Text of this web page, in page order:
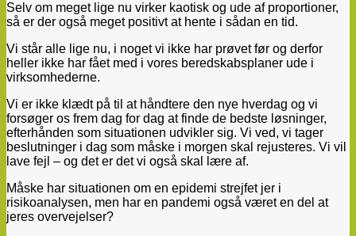
Selv om meget lige nu virker kaotisk og ude af proportioner,
så er der også meget positivt at hente i sådan en tid.
Vi står alle lige nu, i noget vi ikke har prøvet før og derfor
heller ikke har fået med i vores beredskabsplaner ude i
virksomhederne.
Vi er ikke klædt på til at håndtere den nye hverdag og vi
forsøger os frem dag for dag at finde de bedste løsninger,
efterhånden som situationen udvikler sig. Vi ved, vi tager
beslutninger i dag som måske i morgen skal rejusteres. Vi vil
lave fejl – og det er det vi også skal lære af.
Måske har situationen om en epidemi strejfet jer i
risikoanalysen, men har en pandemi også været en del at
jeres overvejelser?